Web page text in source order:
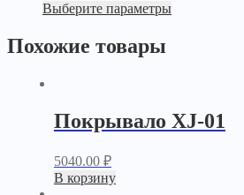
Выберите параметры
Похожие товары
Покрывало XJ-01
5040.00 ₽
В корзину